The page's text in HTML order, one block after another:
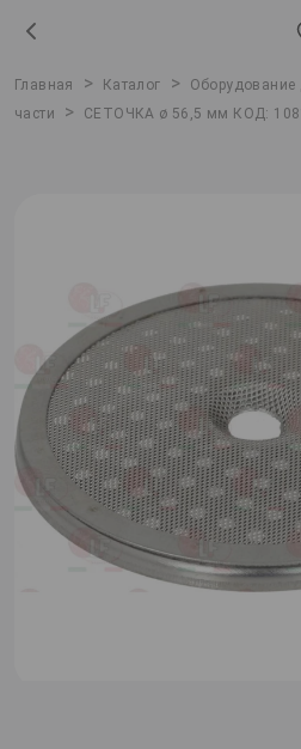
Главная > Каталог > Оборудование
части
> СЕТОЧКА ø 56,5 мм КОД: